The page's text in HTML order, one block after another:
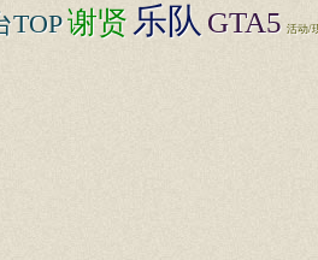
TOP谢贤 乐队 GTA5 活动/